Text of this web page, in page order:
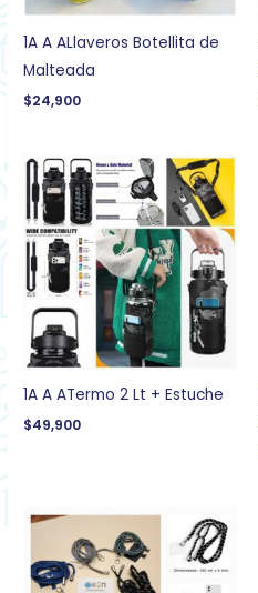
1A A ALlaveros Botellita de
Malteada
$24,900
1A A ATermo 2 Lt + Estuche
$49,900